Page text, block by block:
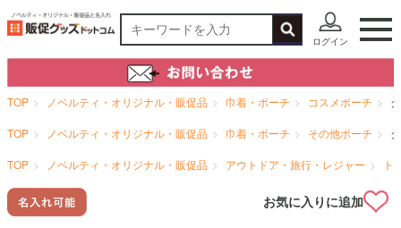
ログイン
TOP ノベルティ・オリジナル・販促品 巾着・ポーチ コスメポーチ
TOP ノベルティ・オリジナル・販促品 巾着・ポーチ その他ポーチ
TOP ノベルティ・オリジナル・販促品 アウトドア・旅行・レジャー ト
お気に入りに追加